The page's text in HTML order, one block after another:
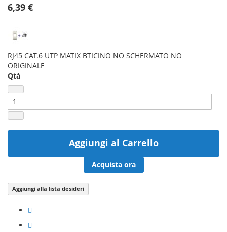
6,39 €
RJ45 CAT.6 UTP MATIX BTICINO NO SCHERMATO NO
ORIGINALE
Qtà
Aggiungi al Carrello
Acquista ora
Aggiungi alla lista desideri